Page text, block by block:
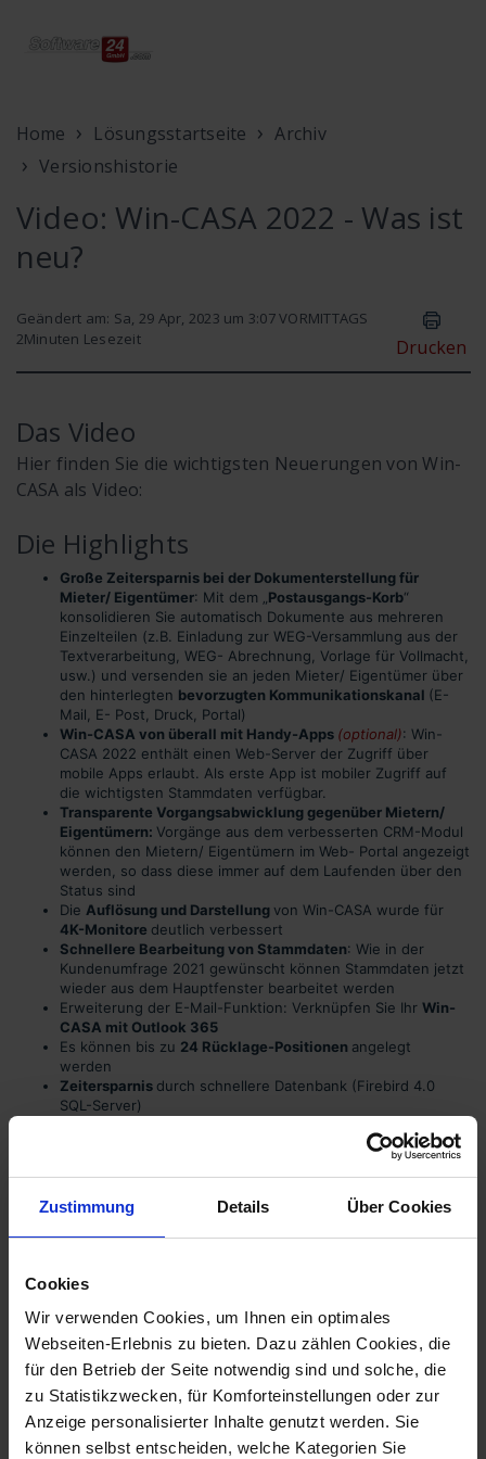
Zustimmung Details Über Cookies
Cookies
Wir verwenden Cookies, um Ihnen ein optimales
Webseiten-Erlebnis zu bieten. Dazu zählen Cookies, die
für den Betrieb der Seite notwendig sind und solche, die
zu Statistikzwecken, für Komforteinstellungen oder zur
Anzeige personalisierter Inhalte genutzt werden. Sie
können selbst entscheiden, welche Kategorien Sie
Home Lösungsstartseite
Archiv
Versionshistorie
Video: Win-CASA 2022 - Was ist
neu?
Geändert am: Sa, 29 Apr, 2023 um 3:07 VORMITTAGS
2Minuten Lesezeit Drucken
Das Video
Hier finden Sie die wichtigsten Neuerungen von Win-
CASA als Video:
Die Highlights
Große Zeitersparnis bei der Dokumenterstellung für
Mieter/ Eigentümer: Mit dem „ Postausgangs-Korb“
konsolidieren Sie automatisch Dokumente aus mehreren
Einzelteilen (z.B. Einladung zur WEG-Versammlung aus der
Textverarbeitung, WEG- Abrechnung, Vorlage für Vollmacht,
usw.) und versenden sie an jeden Mieter/ Eigentümer über
den hinterlegten bevorzugten Kommunikationskanal (E-
Mail, E- Post, Druck, Portal)
Win-CASA von überall mit Handy-Apps (optional): Win-
CASA 2022 enthält einen Web-Server der Zugriff über
mobile Apps erlaubt. Als erste App ist mobiler Zugriff auf
die wichtigsten Stammdaten verfügbar.
Transparente Vorgangsabwicklung gegenüber Mietern/
Eigentümern: Vorgänge aus dem verbesserten CRM-Modul
können den Mietern/ Eigentümern im Web- Portal angezeigt
werden, so dass diese immer auf dem Laufenden über den
Status sind
Die Auflösung und Darstellung von Win-CASA wurde für
4K-Monitore deutlich verbessert
Schnellere Bearbeitung von Stammdaten: Wie in der
Kundenumfrage 2021 gewünscht können Stammdaten jetzt
wieder aus dem Hauptfenster bearbeitet werden
Erweiterung der E-Mail-Funktion: Verknüpfen Sie Ihr Win-
CASA mit Outlook 365
Es können bis zu 24 Rücklage-Positionen angelegt
werden
Zeitersparnis durch schnellere Datenbank (Firebird 4.0
SQL-Server)
In Kombination mit dem “Postausgangs-Korb” sind jetzt
die meisten Dokumente/ Berichte direkt zuschickbar
Bessere Verarbeitung von Mieter-WGs: Zuordnung von
mehreren Mietern zu einer Wohneinheit, inklusive Zugang
DieDarstellung der Nebenkosten-Abrechnungkann nun
DieBerechnung der neuen Betriebskosten-
wurden diese nach Kalendertagen abgerechnet, was zur
Folge hat, dass bei einem Mieterwechsel die Aufteilung
DieMahnlistewurde erweitert um einzelne Posten nicht
anzumahnen, auf Warten zu stellen und die zuletzt
erzeugten Mahnungen aufzurufen.
Die Details